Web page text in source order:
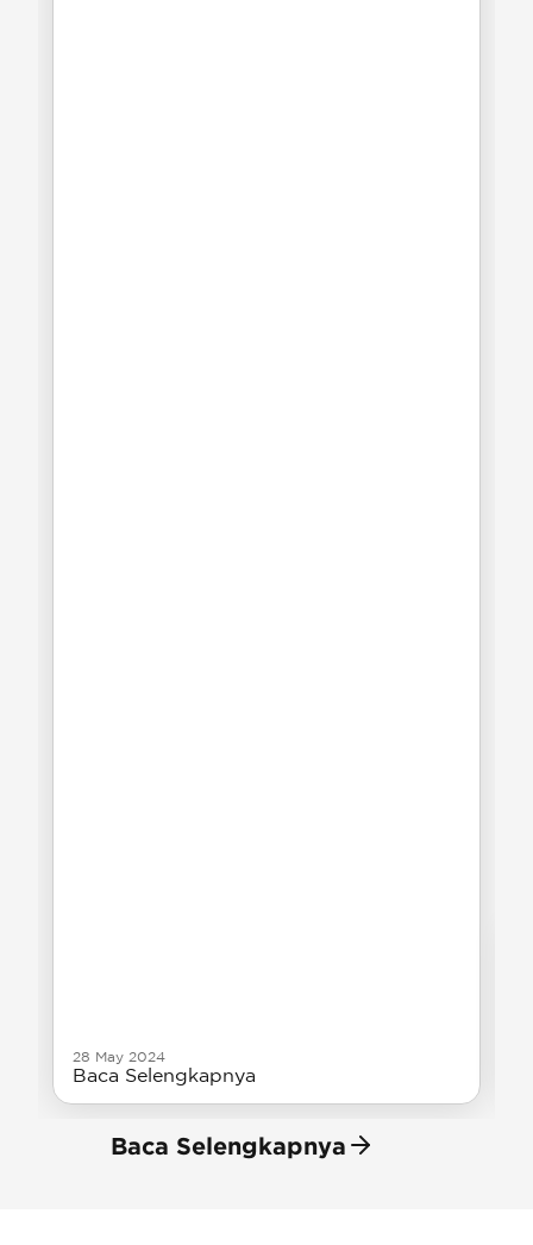
28 May 2024
Baca Selengkapnya
Baca Selengkapnya